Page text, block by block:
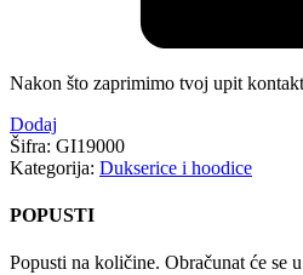
Nakon što zaprimimo tvoj upit
Dodaj
Šifra: GI19000
Kategorija: Dukserice i hoodice
POPUSTI
Popusti na količine. Obračunat će se